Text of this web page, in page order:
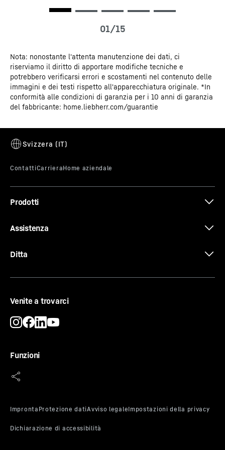
Sistema PowerCooling
Desideri una distribuzione del freddo pressoché
uniforme nel frigorifero? A ciò provvede il sistema
PowerCooling: il ventilatore potente e, al contempo,
tutto il vano frigo.
SuperSilent
Shhh - ascolta attentamente: il tuo Liebherr è talmente
è il suo segreto? Tutti i componenti di refrigerazione
sono ottimizzati e perfettamente messi a punto per
Certificato CE
Nota: nonostante l'attenta manutenzione dei dati, ci
riserviamo il diritto di apportare modifiche tecniche e
potrebbero verificarsi errori e scostamenti nel contenuto delle
immagini e dei testi rispetto all'apparecchiatura originale. *In
conformità alle condizioni di garanzia per i 10 anni di garanzia
del fabbricante: home.liebherr.com/guarantie
Prodotti
Assistenza
Ditta
Venite a trovarci
Funzioni